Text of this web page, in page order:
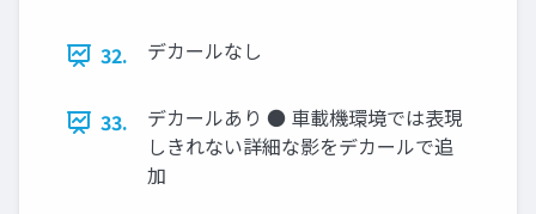
32. デカールなし
33.
デカールあり ● 車載機環境では表現
しきれない詳細な影をデカールで追
加